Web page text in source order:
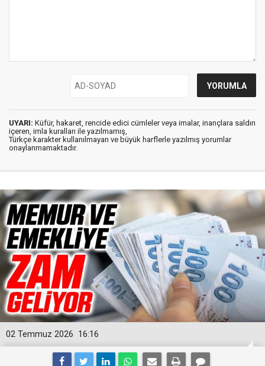
UYARI: Küfür, hakaret, rencide edici cümleler veya imalar, inançlara saldırı
içeren, imla kuralları ile yazılmamış,
Türkçe karakter kullanılmayan ve büyük harflerle yazılmış yorumlar
onaylanmamaktadır.
16:16
02 Temmuz 2026